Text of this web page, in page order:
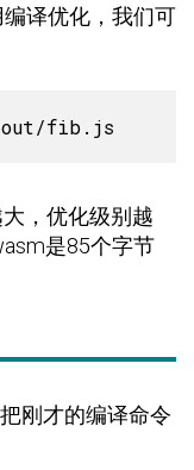
译优化，我们可
，优化级别越
是85个字节
刚才的编译命令